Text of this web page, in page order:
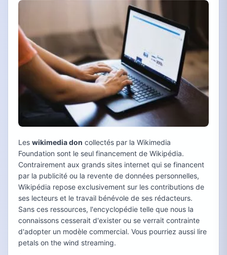
Les wikimedia don collectés par la Wikimedia
Foundation sont le seul financement de Wikipédia.
Contrairement aux grands sites internet qui se financent
par la publicité ou la revente de données personnelles,
Wikipédia repose exclusivement sur les contributions de
ses lecteurs et le travail bénévole de ses rédacteurs.
Sans ces ressources, l'encyclopédie telle que nous la
connaissons cesserait d'exister ou se verrait contrainte
d'adopter un modèle commercial. Vous pourriez aussi lire
petals on the wind streaming.